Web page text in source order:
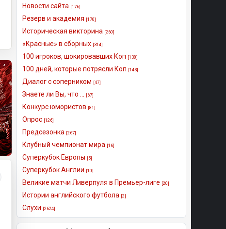
Новости сайта [176]
Резерв и академия [170]
Историческая викторина [260]
«Красные» в сборных [314]
100 игроков, шокировавших Коп [138]
100 дней, которые потрясли Коп [143]
Диалог с соперником [47]
Знаете ли Вы, что ... [67]
Конкурс юмористов [81]
Опрос [126]
Предсезонка [267]
Клубный чемпионат мира [16]
Суперкубок Европы [5]
Суперкубок Англии [10]
Великие матчи Ливерпуля в Премьер-лиге [20]
Истории английского футбола [2]
Слухи [2624]